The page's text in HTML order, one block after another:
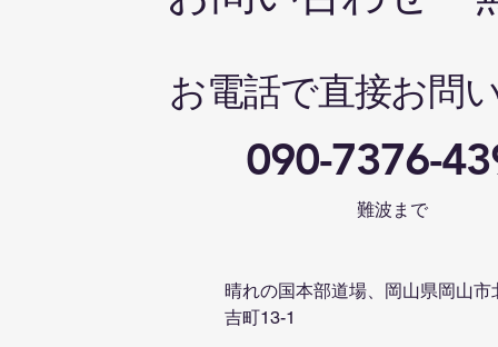
お電話で直接お問
090-7376-
難波まで
晴れの国本部道場、岡山県岡山市
吉町13-1